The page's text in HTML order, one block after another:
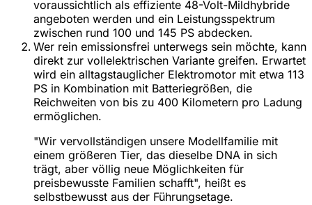
voraussichtlich als effiziente 48-Volt-Mildhybride
angeboten werden und ein Leistungsspektrum
zwischen rund 100 und 145 PS abdecken.
Wer rein emissionsfrei unterwegs sein möchte, kann
direkt zur vollelektrischen Variante greifen. Erwartet
wird ein alltagstauglicher Elektromotor mit etwa 113
PS in Kombination mit Batteriegrößen, die
Reichweiten von bis zu 400 Kilometern pro Ladung
ermöglichen.
"Wir vervollständigen unsere Modellfamilie mit
einem größeren Tier, das dieselbe DNA in sich
trägt, aber völlig neue Möglichkeiten für
preisbewusste Familien schafft", heißt es
selbstbewusst aus der Führungsetage.